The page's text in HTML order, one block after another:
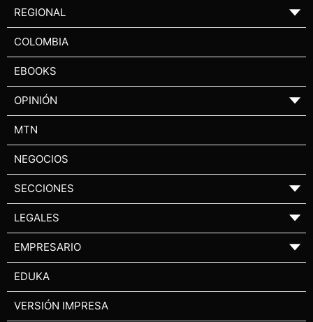
REGIONAL ▼
COLOMBIA
EBOOKS
OPINIÓN ▼
MTN
NEGOCIOS
SECCIONES ▼
LEGALES ▼
EMPRESARIO ▼
EDUKA
VERSIÓN IMPRESA